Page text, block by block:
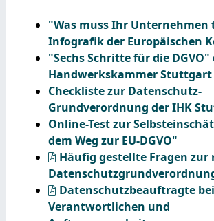
"Was muss Ihr Unternehmen
Infografik der Europäischen
"Sechs Schritte für die DGVO"
Handwerkskammer Stuttgart
Checkliste zur Datenschutz-
Grundverordnung der IHK
Online-Test zur
dem Weg zur EU-DGVO"
Häufig gestellte Fragen zur
Datenschutzbeauftragte bei
Verantwortlichen und